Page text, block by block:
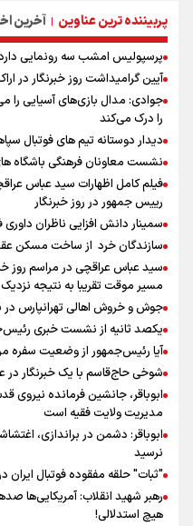
پربیننده ترین عناوین | آخرین
پرسپولیس امشب سه رونمایی
آیین گرامیداشت روز خبرنگار در
جوادی: مدال بازی‌های آسیایی را
را درک می‌کند
دیدار دوستانه تیم های فوتبال
نشست معاونان فرهنگی باشگاه
فیلم کامل اظهارات سید عباس
رییس جمهور در روز خبرنگار
سمینار دانش افزایی ناظران داوری
سازندگان خرد از ساخت مسکن
سید عباس عراقچی در مراسم روز
مسیر موقت تقریبا به نتیجه
جوش و خروش اهالی تهرانپارس در شب ۱۶۱
یکصد ثانیه از نشست خبری
آیا رئیس‌جمهور از وضعیت سفره
شوخی حاج‌قاسم با یک خبرنگار در
ابوباقر، جانشین فرمانده نیروی
مدیریت ولایت فقیه است
ابوباقر: دشمن در براندازی،
نرسید
"ثبات" حلقه مفقوده فوتبال ایران
رهبر شهید انقلاب: آمریکایی‌ها
هیچ استدلالی!